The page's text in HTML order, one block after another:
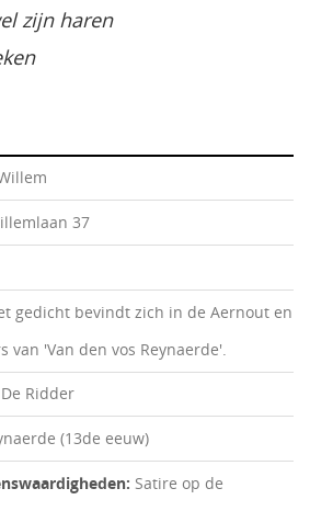
zijn haren
37
gedicht bevindt zich in de Aernout en
'Van den vos Reynaerde'.
Ridder
(13de eeuw)
Satire op de